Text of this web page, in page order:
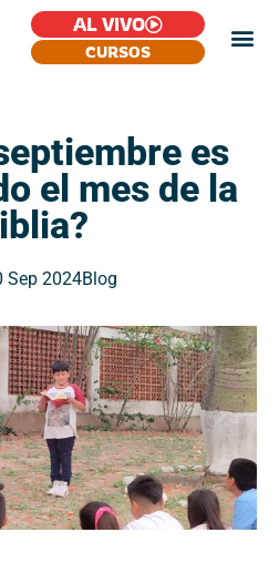
AL VIVO
CURSOS
es
el mes de la
Sep 2024Blog